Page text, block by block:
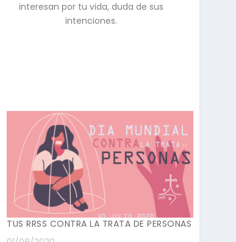
interesan por tu vida, duda de sus
intenciones.
TUS RRSS CONTRA LA TRATA DE PERSONAS